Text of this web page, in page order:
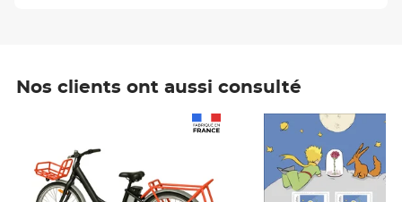
Nos clients ont aussi consulté
Prix 6,25€ HT